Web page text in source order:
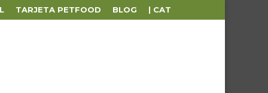
TARJETA PETFOOD BLOG | CAT